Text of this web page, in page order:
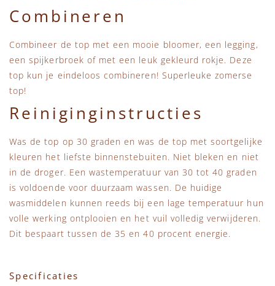
Combineren
Combineer de top met een mooie bloomer, een legging,
een spijkerbroek of met een leuk gekleurd rokje. Deze
top kun je eindeloos combineren! Superleuke zomerse
top!
Reiniginginstructies
Was de top op 30 graden en was de top met soortgelijke
kleuren het liefste binnenstebuiten. Niet bleken en niet
in de droger. Een wastemperatuur van 30 tot 40 graden
is voldoende voor duurzaam wassen. De huidige
wasmiddelen kunnen reeds bij een lage temperatuur hun
volle werking ontplooien en het vuil volledig verwijderen.
Dit bespaart tussen de 35 en 40 procent energie.
Specificaties